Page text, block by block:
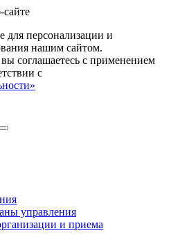
персонализации и
нашим сайтом.
соглашаетесь с применением
с
управления
и приема